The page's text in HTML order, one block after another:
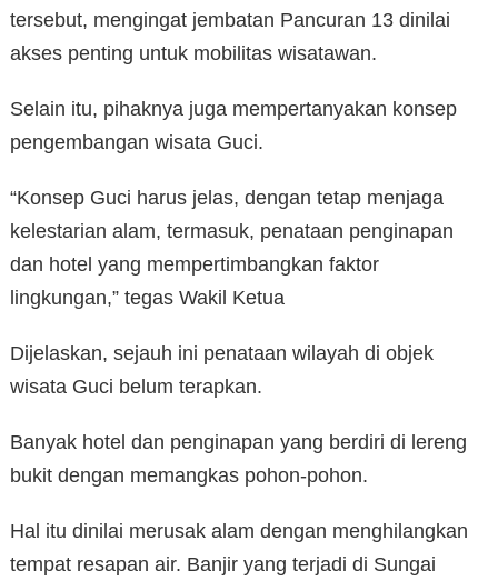
tersebut, mengingat jembatan Pancuran 13 dinilai
akses penting untuk mobilitas wisatawan.
Selain itu, pihaknya juga mempertanyakan konsep
pengembangan wisata Guci.
“Konsep Guci harus jelas, dengan tetap menjaga
kelestarian alam, termasuk, penataan penginapan
dan hotel yang mempertimbangkan faktor
lingkungan,” tegas Wakil Ketua
Dijelaskan, sejauh ini penataan wilayah di objek
wisata Guci belum terapkan.
Banyak hotel dan penginapan yang berdiri di lereng
bukit dengan memangkas pohon-pohon.
Hal itu dinilai merusak alam dengan menghilangkan
tempat resapan air. Banjir yang terjadi di Sungai